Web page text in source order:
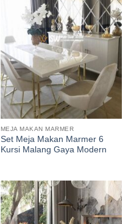
MEJA MAKAN MARMER
Set Meja Makan Marmer 6
Kursi Malang Gaya Modern